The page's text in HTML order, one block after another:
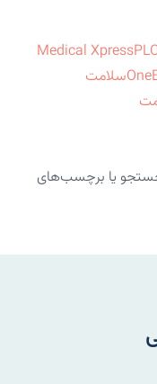
Medical Xpress
Oneسلامت
جستجو یا برچسب‌های